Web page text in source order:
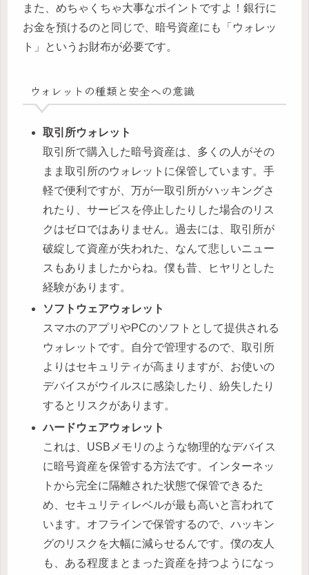
また、めちゃくちゃ大事なポイントですよ！銀行に
お金を預けるのと同じで、暗号資産にも「ウォレッ
ト」というお財布が必要です。
ウォレットの種類と安全への意識
取引所ウォレット
取引所で購入した暗号資産は、多くの人がその
まま取引所のウォレットに保管しています。手
軽で便利ですが、万が一取引所がハッキングさ
れたり、サービスを停止したりした場合のリス
クはゼロではありません。過去には、取引所が
破綻して資産が失われた、なんて悲しいニュー
スもありましたからね。僕も昔、ヒヤリとした
経験があります。
ソフトウェアウォレット
スマホのアプリやPCのソフトとして提供される
ウォレットです。自分で管理するので、取引所
よりはセキュリティが高まりますが、お使いの
デバイスがウイルスに感染したり、紛失したり
するとリスクがあります。
ハードウェアウォレット
これは、USBメモリのような物理的なデバイス
に暗号資産を保管する方法です。インターネッ
トから完全に隔離された状態で保管できるた
め、セキュリティレベルが最も高いと言われて
います。オフラインで保管するので、ハッキン
グのリスクを大幅に減らせるんです。僕の友人
も、ある程度まとまった資産を持つようになっ